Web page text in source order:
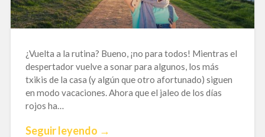
¿Vuelta a la rutina? Bueno, ¡no para todos! Mientras el
despertador vuelve a sonar para algunos, los más
txikis de la casa (y algún que otro afortunado) siguen
en modo vacaciones. Ahora que el jaleo de los días
rojos ha…
Seguir leyendo →